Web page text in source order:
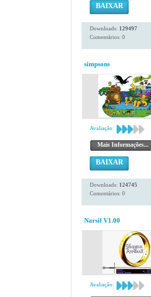
BAIXAR
Downloads: 129497
Comentários: 0
simpsons
Avaliação:
Mais Informações...
BAIXAR
Downloads: 124745
Comentários: 0
Narsil V1.00
Avaliação: